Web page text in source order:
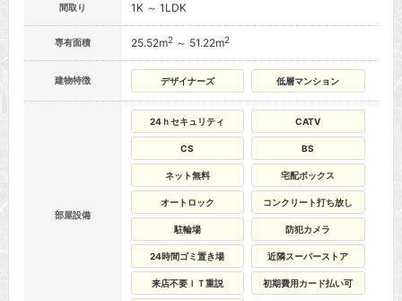
間取り 1K ～ 1LDK
専有面積 25.52m2～ 51.22m2
建物特徴 デザイナーズ 低層マンション
部屋設備
24ｈセキュリティ CATV
CS BS
ネット無料 宅配ボックス
オートロック コンクリート打ち放し
駐輪場 防犯カメラ
24時間ゴミ置き場 近隣スーパーストア
来店不要ＩＴ重説 初期費用カード払い可